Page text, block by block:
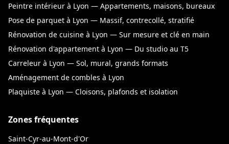
Peintre intérieur à Lyon — Appartements, maisons, bureaux
Pose de parquet à Lyon — Massif, contrecollé, stratifié
Rénovation de cuisine à Lyon — Sur mesure et clé en main
Rénovation d'appartement à Lyon — Du studio au T5
Carreleur à Lyon — Sol, mural, grands formats
Aménagement de combles à Lyon
Plaquiste à Lyon — Cloisons, plafonds et isolation
Zones fréquentes
Saint-Cyr-au-Mont-d'Or